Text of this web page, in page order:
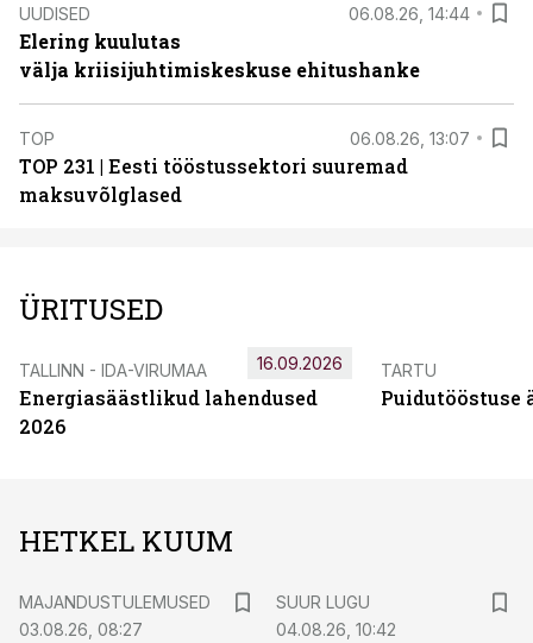
UUDISED 06.08.26, 14:44
Elering kuulutas
välja kriisijuhtimiskeskuse ehitushanke
TOP 06.08.26, 13:07
TOP 231 | Eesti tööstussektori suuremad
maksuvõlglased
ÜRITUSED
TALLINN - IDA-VIRUMAA
Energiasäästlikud lahendused
2026
16.09.2026 TARTU
Puidutööstuse
HETKEL KUUM
MAJANDUSTULEMUSED
03.08.26, 08:27
SUUR LUGU
04.08.26, 10:42